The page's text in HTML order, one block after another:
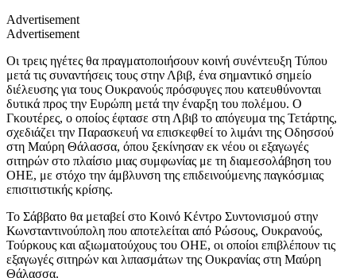
Advertisement
Advertisement
Οι τρεις ηγέτες θα πραγματοποιήσουν κοινή συνέντευξη Τύπου
μετά τις συναντήσεις τους στην Λβιβ, ένα σημαντικό σημείο
διέλευσης για τους Ουκρανούς πρόσφυγες που κατευθύνονται
δυτικά προς την Ευρώπη μετά την έναρξη του πολέμου. Ο
Γκουτέρες, ο οποίος έφτασε στη Λβιβ το απόγευμα της Τετάρτης,
σχεδιάζει την Παρασκευή να επισκεφθεί το λιμάνι της Οδησσού
στη Μαύρη Θάλασσα, όπου ξεκίνησαν εκ νέου οι εξαγωγές
σιτηρών στο πλαίσιο μιας συμφωνίας με τη διαμεσολάβηση του
ΟΗΕ, με στόχο την άμβλυνση της επιδεινούμενης παγκόσμιας
επισιτιστικής κρίσης.
Το Σάββατο θα μεταβεί στο Κοινό Κέντρο Συντονισμού στην
Κωνσταντινούπολη που αποτελείται από Ρώσους, Ουκρανούς,
Τούρκους και αξιωματούχους του ΟΗΕ, οι οποίοι επιβλέπουν τις
εξαγωγές σιτηρών και λιπασμάτων της Ουκρανίας στη Μαύρη
Θάλασσα.